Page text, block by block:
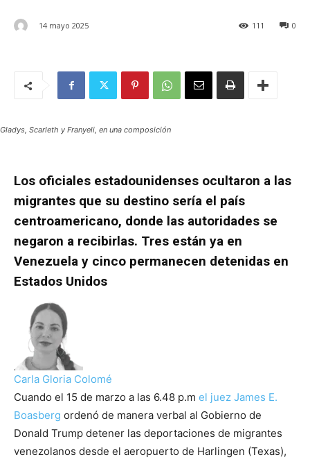
14 mayo 2025 0
111
Gladys, Scarleth y Franyeli, en una composición
Los oficiales estadounidenses ocultaron a las
migrantes que su destino sería el país
centroamericano, donde las autoridades se
negaron a recibirlas. Tres están ya en
Venezuela y cinco permanecen detenidas en
Estados Unidos
Carla Gloria Colomé
Cuando el 15 de marzo a las 6.48 p.m el juez James E.
Boasberg ordenó de manera verbal al Gobierno de
Donald Trump detener las deportaciones de migrantes
venezolanos desde el aeropuerto de Harlingen (Texas),